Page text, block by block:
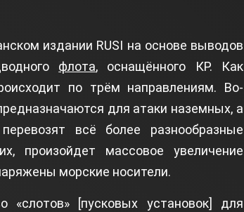
издании RUSI на основе выводов
флота, оснащённого КР. Как
по трём направлениям. Во-
для атаки наземных, а
всё более разнообразные
произойдет массовое увеличение
морские носители.
«слотов» [пусковых установок] для